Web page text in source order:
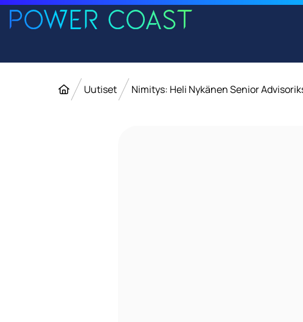
Siirry sisältöön
Siirry etusivulle
Etusivu
Uutiset Nimitys: Heli Nykänen Senior